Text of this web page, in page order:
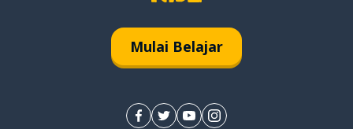
Mulai Belajar